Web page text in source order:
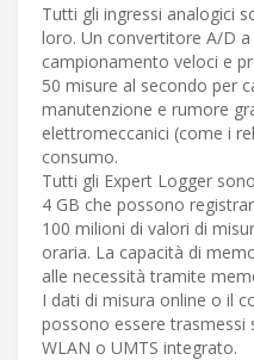
Tutti gli ingressi analogici
loro. Un convertitore A/D
campionamento veloci e
50 misure al secondo per
manutenzione e rumore
elettromeccanici (come i
consumo.
Tutti gli Expert Logger
4 GB che possono
100 milioni di valori di
oraria. La capacità di
alle necessità tramite
I dati di misura online o il
possono essere
WLAN o UMTS integrato.